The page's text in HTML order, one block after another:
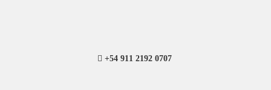
+54 911 2192 0707